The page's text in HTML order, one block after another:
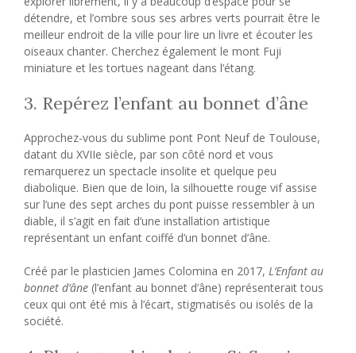
détendre, et l’ombre sous ses arbres verts pourrait être le
meilleur endroit de la ville pour lire un livre et écouter les
oiseaux chanter. Cherchez également le mont Fuji
miniature et les tortues nageant dans l’étang.
3. Repérez l’enfant au bonnet d’âne
Approchez-vous du sublime pont Pont Neuf de Toulouse,
datant du XVIIe siècle, par son côté nord et vous
remarquerez un spectacle insolite et quelque peu
diabolique. Bien que de loin, la silhouette rouge vif assise
sur l’une des sept arches du pont puisse ressembler à un
diable, il s’agit en fait d’une installation artistique
représentant un enfant coiffé d’un bonnet d’âne.
Créé par le plasticien James Colomina en 2017, L’Enfant au
bonnet d’âne (l’enfant au bonnet d’âne) représenterait tous
ceux qui ont été mis à l’écart, stigmatisés ou isolés de la
société.